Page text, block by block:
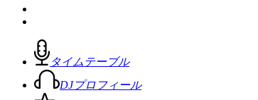
タイムテーブル
DJプロフィール